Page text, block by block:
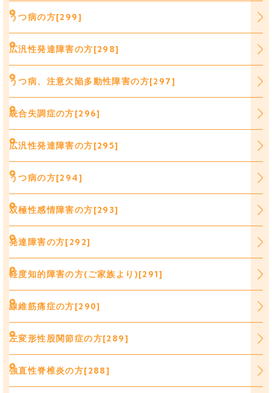
うつ病の方[299]
広汎性発達障害の方[298]
うつ病、注意欠陥多動性障害の方[297]
統合失調症の方[296]
広汎性発達障害の方[295]
うつ病の方[294]
双極性感情障害の方[293]
発達障害の方[292]
軽度知的障害の方(ご家族より)[291]
線維筋痛症の方[290]
左変形性股関節症の方[289]
強直性脊椎炎の方[288]